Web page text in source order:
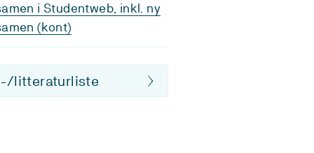
i Studentweb, inkl. ny
(kont)
litteraturliste